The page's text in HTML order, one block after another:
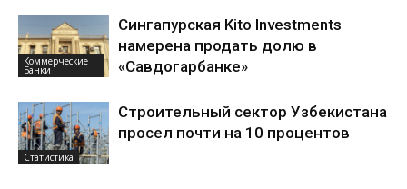
Коммерческие
Банки
Сингапурская Kito Investments
намерена продать долю в
«Савдогарбанке»
Статистика
Строительный сектор Узбекистана
просел почти на 10 процентов